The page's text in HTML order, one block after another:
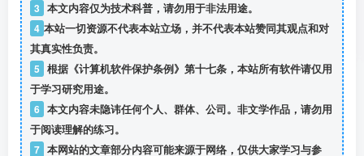
3 本文内容仅为技术科普，请勿用于非法用途。
4 本站一切资源不代表本站立场，并不代表本站赞同其观点和对
其真实性负责。
5 根据《计算机软件保护条例》第十七条，本站所有软件请仅用
于学习研究用途。
6 本文内容未隐讳任何个人、群体、公司。非文学作品，请勿用
于阅读理解的练习。
7 本网站的文章部分内容可能来源于网络，仅供大家学习与参